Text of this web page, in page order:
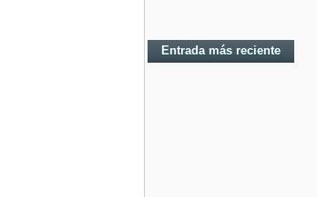
Entrada más reciente